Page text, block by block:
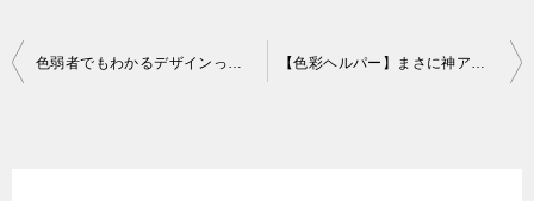
投
色弱者でもわかるデザインって何？カラーユニバーサルデザイン(CUD)の3っのポイント 【色彩ヘルパー】まさに神アプリ！色弱者が安心して、色のコミュニケーションができるツール。